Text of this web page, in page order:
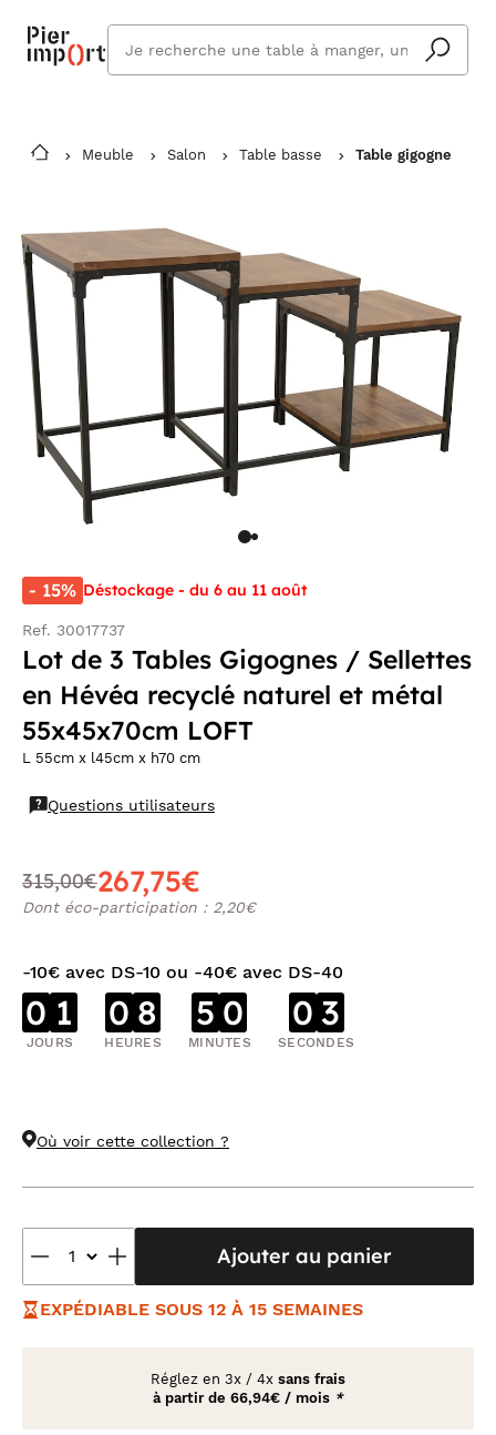
cherchez
vous ?
Meuble Salon Table basse Table gigogne
- 15% Déstockage - du 6 au 11 août
Ref. 30017737
Lot de 3 Tables Gigognes / Sellettes
en Hévéa recyclé naturel et métal
55x45x70cm LOFT
L 55cm x l45cm x h70 cm
Questions utilisateurs
315,00€267,75€
Dont éco-participation : 2,20€
-10€ avec DS-10 ou -40€ avec DS-40
0 1
JOURS
0 8
HEURES
5 0
MINUTES
0 3
SECONDES
Où voir cette collection ?
Ajouter au panier
EXPÉDIABLE SOUS 12 À 15 SEMAINES
Réglez en 3x / 4x sans frais
à partir de 66,94€ / mois *